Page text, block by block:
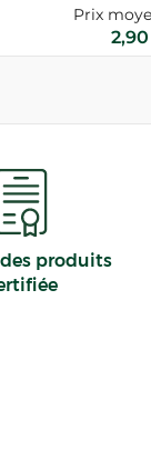
Prix
produits